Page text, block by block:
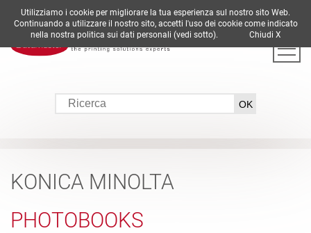
DE EN ES FR IT
KONICA MINOLTA
PHOTOBOOKS
Utilizziamo i cookie per migliorare la tua esperienza sul nostro sito Web.
Continuando a utilizzare il nostro sito, accetti l'uso dei cookie come indicato
nella nostra politica sui dati personali (vedi sotto). Chiudi X